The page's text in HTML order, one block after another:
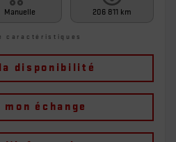
Manuelle 206 811 km
caractéristiques
disponibilité
échange